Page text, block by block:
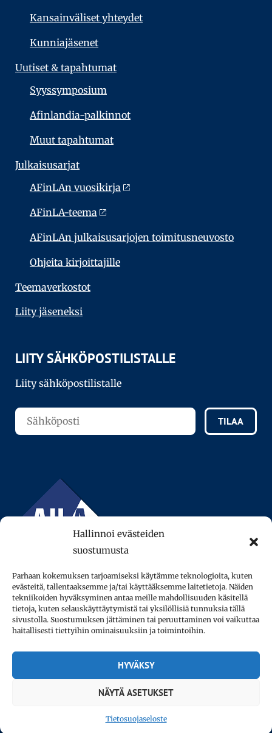
Hallinnoi evästeiden
suostumusta
Parhaan kokemuksen tarjoamiseksi käytämme teknologioita, kuten
evästeitä, tallentaaksemme ja/tai käyttääksemme laitetietoja. Näiden
tekniikoiden hyväksyminen antaa meille mahdollisuuden käsitellä
tietoja, kuten selauskäyttäytymistä tai yksilöllisiä tunnuksia tällä
sivustolla. Suostumuksen jättäminen tai peruuttaminen voi vaikuttaa
haitallisesti tiettyihin ominaisuuksiin ja toimintoihin.
HYVÄKSY
NÄYTÄ ASETUKSET
Tietosuojaseloste
Kansainväliset yhteydet
Kunniajäsenet
Uutiset & tapahtumat
Syyssymposium
Afinlandia-palkinnot
Muut tapahtumat
Julkaisu­sarjat
AFinLAn vuosikirja
AFinLA-teema
AFinLAn julkaisusarjojen toimitusneuvosto
Ohjeita kirjoittajille
Teema­verkostot
Liity jäseneksi
LIITY SÄHKÖPOSTILISTALLE
Liity sähköpostilistalle
TILAA
© 2013–2026 AFinLA ry.
Tietosuojaseloste
Saavutettavuus­seloste